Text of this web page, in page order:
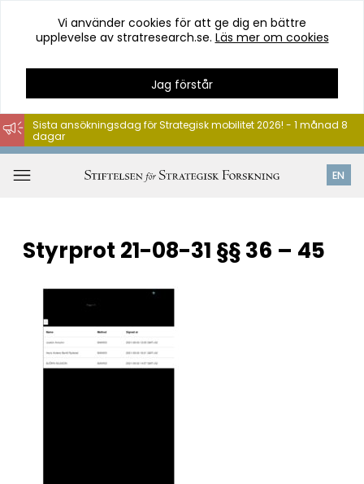
Hoppa
till
innehåll
Vi använder cookies för att ge dig en bättre
upplevelse av stratresearch.se. Läs mer om cookies
Jag förstår
EN
Sista ansökningsdag för Strategisk mobilitet 2026! - 1 månad 8
dagar
Styrprot 21-08-31 §§ 36 – 45